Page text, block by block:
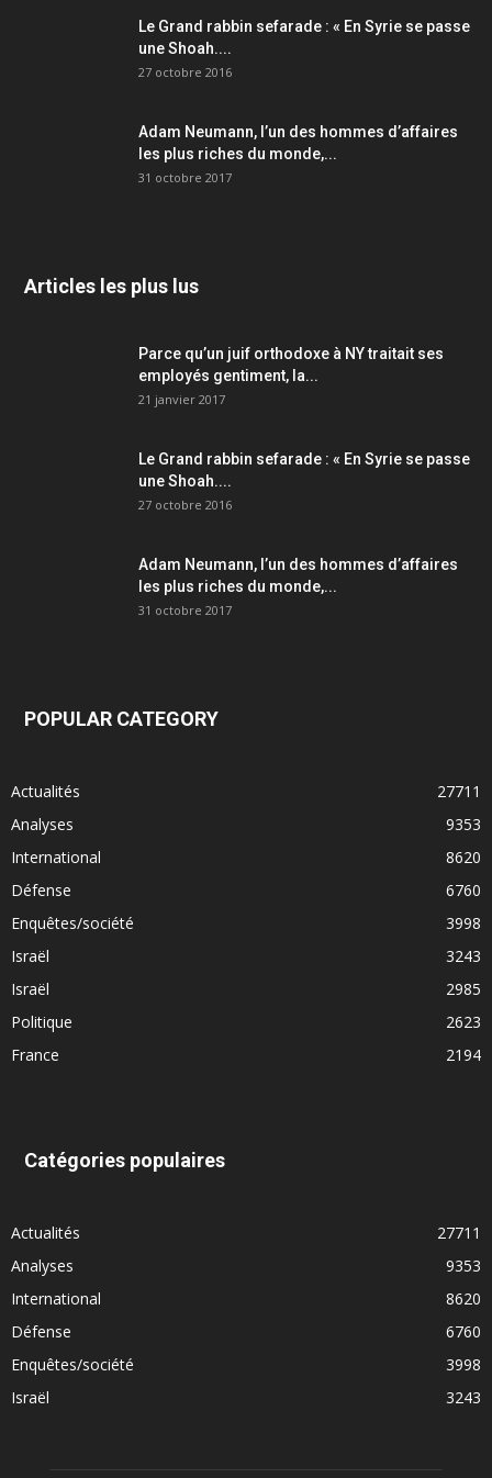
Le Grand rabbin sefarade : « En Syrie se passe
une Shoah....
27 octobre 2016
Adam Neumann, l’un des hommes d’affaires
les plus riches du monde,...
31 octobre 2017
Articles les plus lus
Parce qu’un juif orthodoxe à NY traitait ses
employés gentiment, la...
21 janvier 2017
Le Grand rabbin sefarade : « En Syrie se passe
une Shoah....
27 octobre 2016
Adam Neumann, l’un des hommes d’affaires
les plus riches du monde,...
31 octobre 2017
POPULAR CATEGORY
Actualités
27711
Analyses
9353
International
8620
Défense
6760
Enquêtes/société
3998
Israël
3243
Israël
2985
Politique
2623
France
2194
Catégories populaires
Actualités
27711
Analyses
9353
International
8620
Défense
6760
Enquêtes/société
3998
Israël
3243